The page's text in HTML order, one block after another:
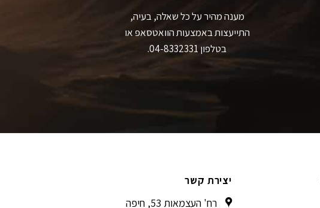
מענה מהיר על כל שאלה, בעיה,
התייעצות באמצעות הוואטסאפ או
בטלפון 04-8332331.
יצירת קשר
רח' העצמאות 53, חיפה